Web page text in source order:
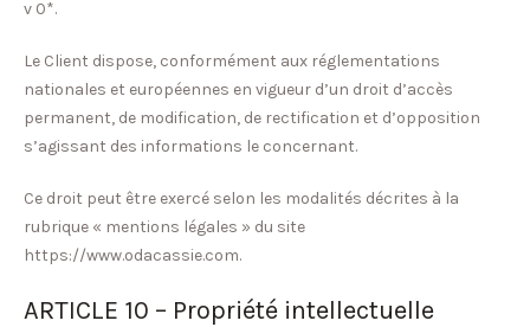
v 0*.
Le Client dispose, conformément aux réglementations
nationales et européennes en vigueur d’un droit d’accès
permanent, de modification, de rectification et d’opposition
s’agissant des informations le concernant.
Ce droit peut être exercé selon les modalités décrites à la
rubrique « mentions légales » du site
https://www.odacassie.com.
ARTICLE 10 – Propriété intellectuelle